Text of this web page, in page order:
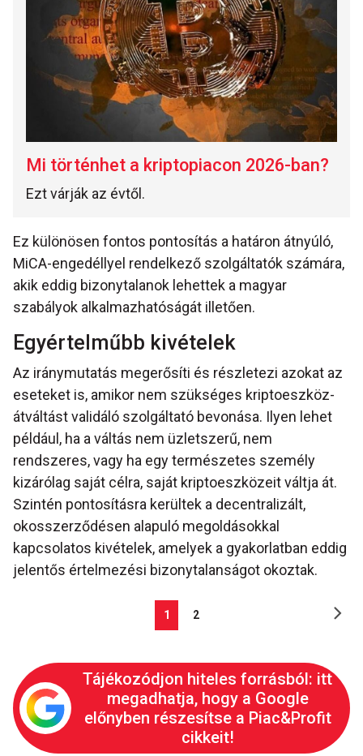
Mi történhet a kriptopiacon 2026-ban?
Ezt várják az évtől.
Ez különösen fontos pontosítás a határon átnyúló,
MiCA-engedéllyel rendelkező szolgáltatók számára,
akik eddig bizonytalanok lehettek a magyar
szabályok alkalmazhatóságát illetően.
Egyértelműbb kivételek
Az iránymutatás megerősíti és részletezi azokat az
eseteket is, amikor nem szükséges kriptoeszköz-
átváltást validáló szolgáltató bevonása. Ilyen lehet
például, ha a váltás nem üzletszerű, nem
rendszeres, vagy ha egy természetes személy
kizárólag saját célra, saját kriptoeszközeit váltja át.
Szintén pontosításra kerültek a decentralizált,
okosszerződésen alapuló megoldásokkal
kapcsolatos kivételek, amelyek a gyakorlatban eddig
jelentős értelmezési bizonytalanságot okoztak.
1 2
Tájékozódjon hiteles forrásból: itt
megadhatja, hogy a Google
előnyben részesítse a Piac&Profit
cikkeit!